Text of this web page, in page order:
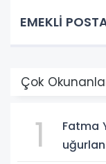
EMEKLİ
Çok
1
Fatma